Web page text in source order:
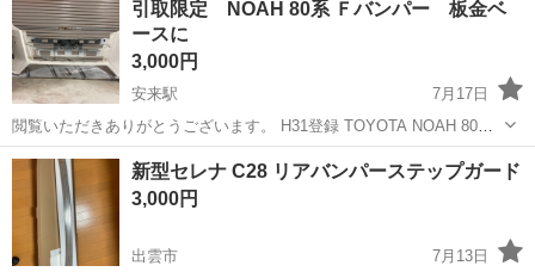
引取限定 NOAH 80系 Ｆバンパー 板金ベ
ースに
3,000円
安来駅
7月17日
閲覧いただきありがとうございます。 H31登録 TOYOTA NOAH 80系
パールホワイト フロントバンパーの出品です。 画像４枚目に車検証
情報を載せていますので、類別・型式から詳細をご確認下さい。 脱着
後、一時洗浄〜...
島根 安来市 安来駅 外装、車外用品 バンパー
新型セレナ C28 リアバンパーステップガード
3,000円
出雲市
7月13日